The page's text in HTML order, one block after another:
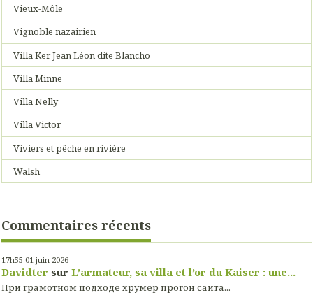
Vieux-Môle
Vignoble nazairien
Villa Ker Jean Léon dite Blancho
Villa Minne
Villa Nelly
Villa Victor
Viviers et pêche en rivière
Walsh
Commentaires récents
17h55 01 juin 2026
Davidter sur L’armateur, sa villa et l’or du Kaiser : une...
При грамотном подходе хрумер прогон сайта...